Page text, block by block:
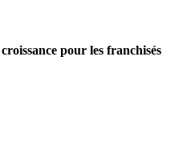
pour les franchisés